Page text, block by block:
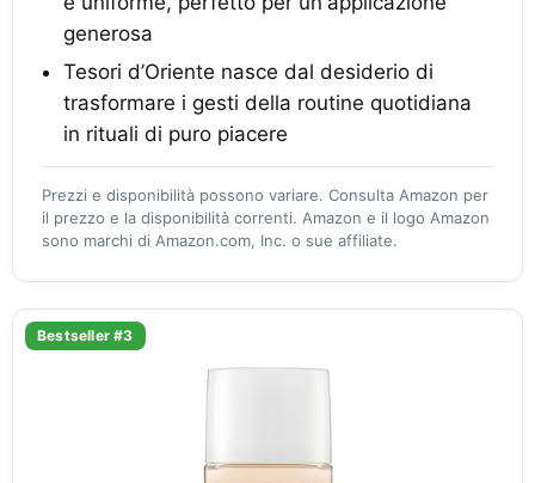
generosa
Tesori d’Oriente nasce dal desiderio di
trasformare i gesti della routine quotidiana
in rituali di puro piacere
Prezzi e disponibilità possono variare. Consulta Amazon per
il prezzo e la disponibilità correnti. Amazon e il logo Amazon
sono marchi di Amazon.com, Inc. o sue affiliate.
Bestseller #3